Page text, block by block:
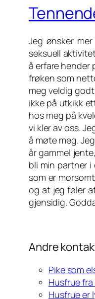
Jeg ønsker
seksuell
å erfare hender
frøken som
meg veldig
ikke på utkikk
hos meg på
vi kler av oss.
å møte meg.
år gammel
bli min partner
som er
og at jeg føler
gjensidig.
Andre
Pike som
Husfrue
Husfrue er